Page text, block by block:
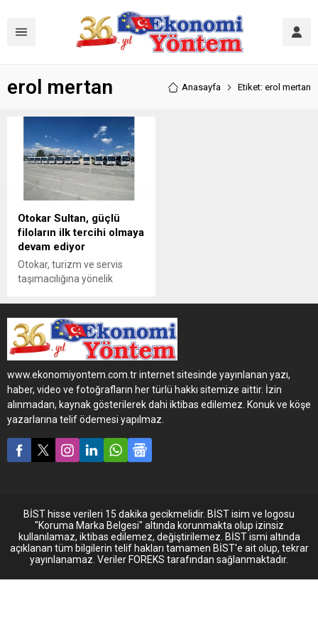
erol mertan Anasayfa Etiket: erol mertan
Otokar Sultan, güçlü
filoların ilk tercihi olmaya
devam ediyor
Otokar, turizm ve servis
taşımacılığına yönelik
devam ediyor. Yüksek yolcu
kapasitesi, performansı,
düşük işletme giderleri,
tasarımı ve üstün güvenlik
özellikleriyle göz dolduran
Sultan otobüsleri başkentin
önde gelen üç farklı
kurumunun tercihi oldu. TED
Ankara Koleji, Bektaşlar
yeni araç alımlarında
Otokar’ı tercih etti. Toplam
www.ekonomiyontem.com.tr internet sitesinde yayınlanan yazı,
haber, video ve fotoğrafların her türlü hakkı sitemize aittir. İzin
alınmadan, kaynak gösterilerek dahi iktibas edilemez. Konuk ve köşe
yazarlarına telif ödemesi yapılmaz.
BİST hisse verileri 15 dakika gecikmelidir. BİST isim ve logosu
"Koruma Marka Belgesi" altında korunmakta olup izinsiz
kullanılamaz, iktibas edilemez, değiştirilemez. BİST ismi altında
açıklanan tüm bilgilerin telif hakları tamamen BİST'e ait olup, tekrar
yayınlanamaz. Veriler FOREKS tarafından sağlanmaktadır.